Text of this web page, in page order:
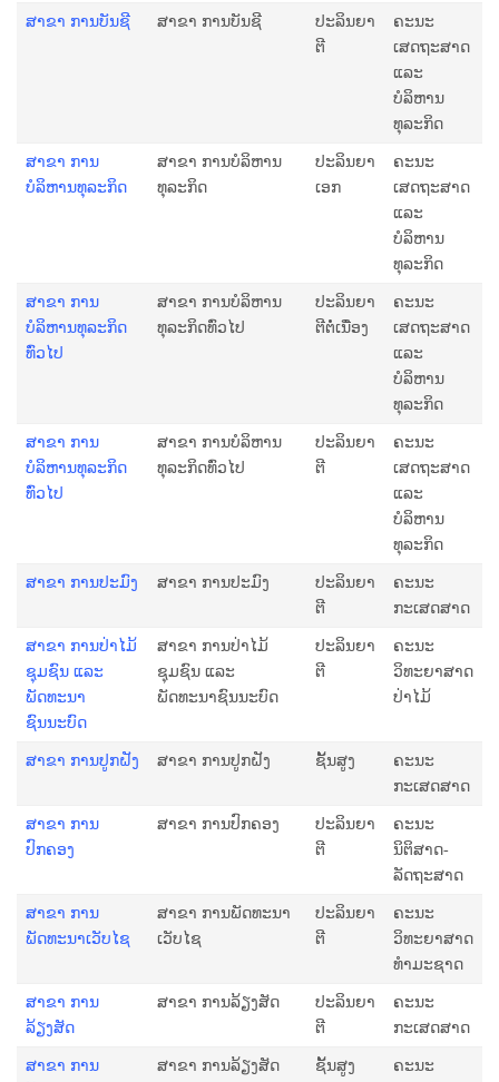
ສາຂາ ການບັນຊີ ສາຂາ ການບັນຊີ
ປະລິນຍາ
ຕີ
ຄະນະ
ເສດຖະສາດ
ແລະ
ບໍລິຫານ
ທຸລະກິດ
ສາຂາ ການ
ບໍລິຫານທຸລະກິດ
ສາຂາ ການບໍລິຫານ
ທຸລະກິດ
ປະລິນຍາ
ເອກ
ຄະນະ
ເສດຖະສາດ
ແລະ
ບໍລິຫານ
ທຸລະກິດ
ສາຂາ ການ
ບໍລິຫານທຸລະກິດ
ທົ່ວໄປ
ສາຂາ ການບໍລິຫານ
ທຸລະກິດທົ່ວໄປ
ປະລິນຍາ
ຕີຕໍ່ເນື່ອງ
ຄະນະ
ເສດຖະສາດ
ແລະ
ບໍລິຫານ
ທຸລະກິດ
ສາຂາ ການ
ບໍລິຫານທຸລະກິດ
ທົ່ວໄປ
ສາຂາ ການບໍລິຫານ
ທຸລະກິດທົ່ວໄປ
ປະລິນຍາ
ຕີ
ຄະນະ
ເສດຖະສາດ
ແລະ
ບໍລິຫານ
ທຸລະກິດ
ສາຂາ ການປະມົງ ສາຂາ ການປະມົງ
ປະລິນຍາ
ຕີ
ຄະນະ
ກະເສດສາດ
ສາຂາ ການປ່າໄມ້
ຊຸມຊົນ ແລະ
ພັດທະນາ
ຊົນນະບົດ
ສາຂາ ການປ່າໄມ້
ຊຸມຊົນ ແລະ
ພັດທະນາຊົນນະບົດ
ປະລິນຍາ
ຕີ
ຄະນະ
ວິທະຍາສາດ
ປ່າໄມ້
ສາຂາ ການປູກຝັງ ສາຂາ ການປູກຝັງ ຊັ້ນສູງ
ຄະນະ
ກະເສດສາດ
ສາຂາ ການ
ປົກຄອງ
ສາຂາ ການປົກຄອງ
ປະລິນຍາ
ຕີ
ຄະນະ
ນິຕິສາດ-
ລັດຖະສາດ
ສາຂາ ການ​
ພັດທະນາ​ເວັ​ບ​ໄຊ
ສາຂາ ການ​ພັດທະນາ​
ເວັ​ບ​ໄຊ
ປະລິນຍາ
ຕີ
ຄະນະ
ວິທະຍາສາດ
ທຳມະຊາດ
ສາຂາ ການ
ລ້ຽງສັດ
ສາຂາ ການລ້ຽງສັດ
ປະລິນຍາ
ຕີ
ຄະນະ
ກະເສດສາດ
ສາຂາ ການ
ສາຂາ ການລ້ຽງສັດ ຊັ້ນສູງ
ຄະນະ